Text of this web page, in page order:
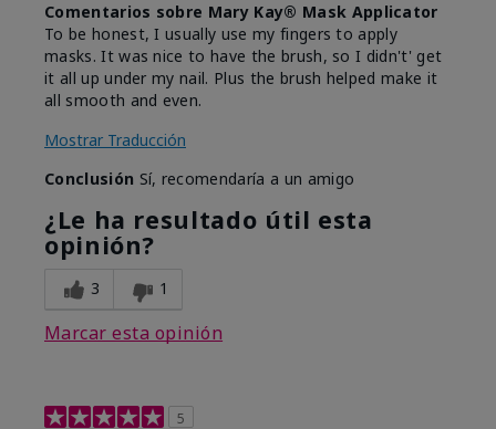
Comentarios sobre Mary Kay® Mask Applicator
To be honest, I usually use my fingers to apply
masks. It was nice to have the brush, so I didn't' get
it all up under my nail. Plus the brush helped make it
all smooth and even.
Mostrar Traducción
Conclusión Sí, recomendaría a un amigo
¿Le ha resultado útil esta
opinión?
3 1
Marcar esta opinión
5